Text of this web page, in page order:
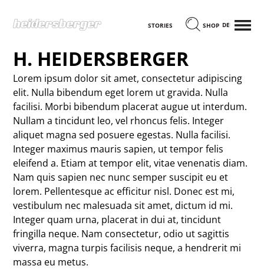
STORIES SHOP DEUTSCH
MENÜ
H. HEIDERSBERGER
Lorem ipsum dolor sit amet, consectetur adipiscing
elit. Nulla bibendum eget lorem ut gravida. Nulla
facilisi. Morbi bibendum placerat augue ut interdum.
Nullam a tincidunt leo, vel rhoncus felis. Integer
aliquet magna sed posuere egestas. Nulla facilisi.
Integer maximus mauris sapien, ut tempor felis
eleifend a. Etiam at tempor elit, vitae venenatis diam.
Nam quis sapien nec nunc semper suscipit eu et
lorem. Pellentesque ac efficitur nisl. Donec est mi,
vestibulum nec malesuada sit amet, dictum id mi.
Integer quam urna, placerat in dui at, tincidunt
fringilla neque. Nam consectetur, odio ut sagittis
viverra, magna turpis facilisis neque, a hendrerit mi
massa eu metus.